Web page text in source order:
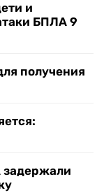
и
БПЛА 9
получения